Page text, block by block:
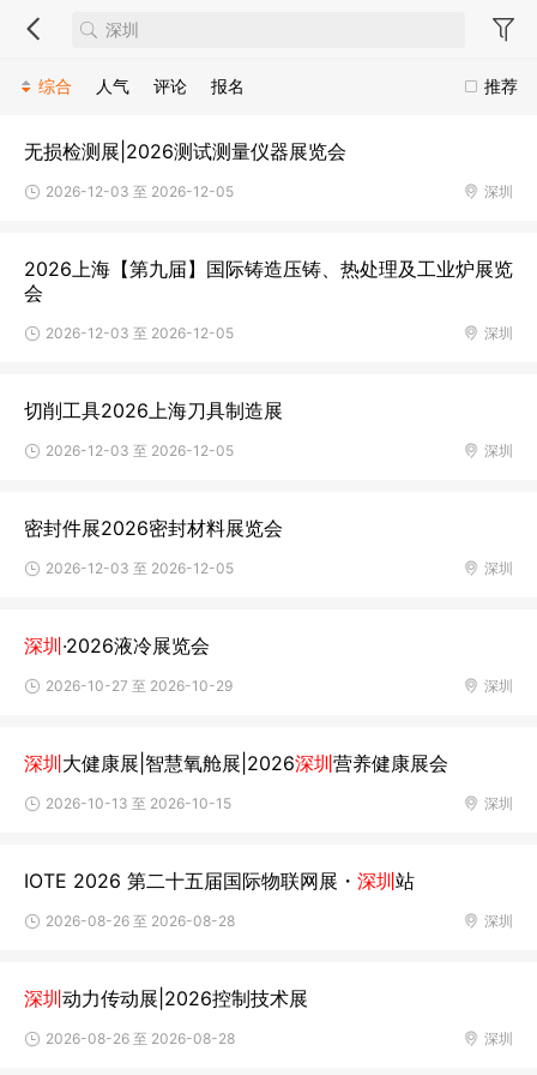
推荐
综合 人气 评论 报名
无损检测展|2026测试测量仪器展览会
深圳
2026-12-03 至 2026-12-05
2026上海【第九届】国际铸造压铸、热处理及工业炉展览
会
深圳
2026-12-03 至 2026-12-05
切削工具2026上海刀具制造展
深圳
2026-12-03 至 2026-12-05
密封件展2026密封材料展览会
深圳
2026-12-03 至 2026-12-05
深圳 ·2026液冷展览会
深圳
2026-10-27 至 2026-10-29
深圳 大健康展|智慧氧舱展|2026深圳 营养健康展会
深圳
2026-10-13 至 2026-10-15
IOTE 2026 第二十五届国际物联网展・ 深圳 站
深圳
2026-08-26 至 2026-08-28
深圳 动力传动展|2026控制技术展
深圳
2026-08-26 至 2026-08-28